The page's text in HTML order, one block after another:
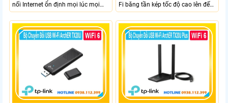
nối Internet ổn định mọi lúc mọi
nơi với tốc độ 4G LTE tải xuống lên
đến 150Mbps. Chuẩn WiFi 6
AX300, pin 2400mAh hoạt động
đến 10 giờ và khả năng kết nối
Fi băng tần kép tốc độ cao lên đến
1300 Mbps. Hai ăng-ten ngoài kết
hợp công nghệ Beamforming giúp
tăng cường tín hiệu và vùng phủ
sóng. USB 3.0 cho tốc độ truyền dữ
liệu nhanh. Hỗ trợ Windows 10/11
và cài đặt dễ dàng không cần đĩa
tư